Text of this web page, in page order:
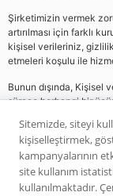
Şirketimizin vermek
artırılması için farklı
kişisel verileriniz,
etmeleri koşulu ile
Bunun dışında, Kişisel
sürece herhangi bir
Web sitemizde yer
kapsamında değildir.
durumunuz ile risk ve
Sitemizde, siteyi
kişiselleştirmek,
kampanyalarının
site kullanım
kullanılmaktadır.